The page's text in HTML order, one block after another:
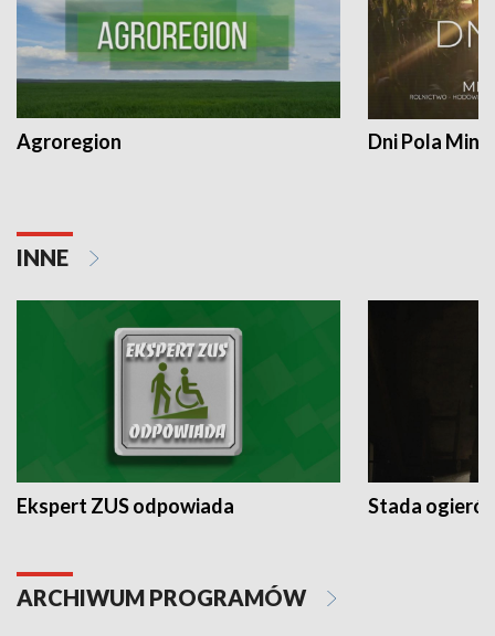
Agroregion Dni Pola
INNE
Ekspert ZUS odpowiada Stada
ARCHIWUM PROGRAMÓW